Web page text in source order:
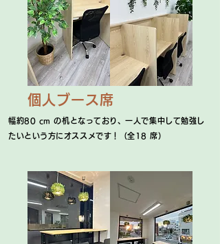
個人ブース席
幅約80 cm の机となっており、一人で集中して勉強し
たいという方にオススメです！（全18 席）